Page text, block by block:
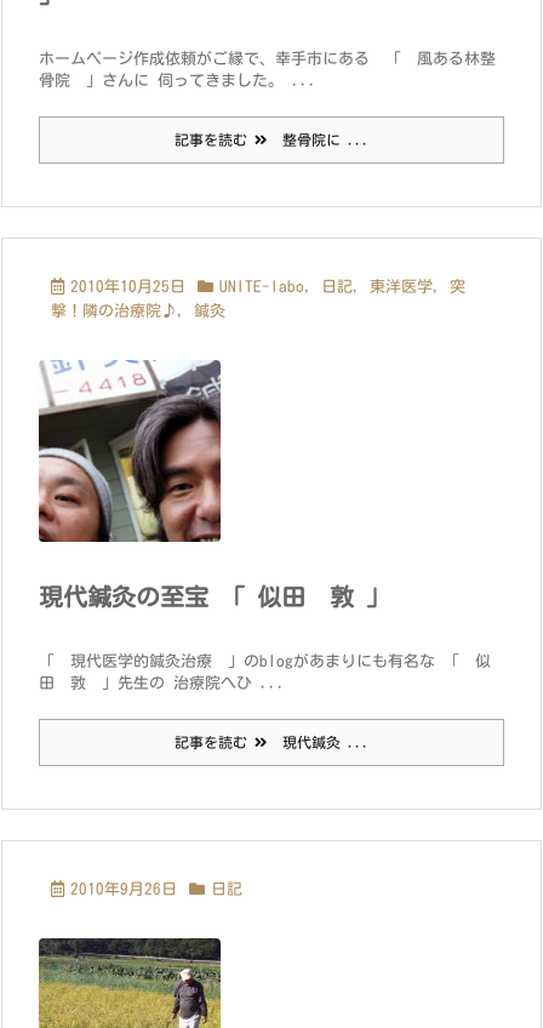
ホームページ作成依頼がご縁で、幸手市にある 「 風ある林整
骨院 」さんに 伺ってきました。 ...
記事を読む 整骨院に ...
2010年10月25日 UNITE-labo, 日記, 東洋医学, 突
撃！隣の治療院♪, 鍼灸
現代鍼灸の至宝 「 似田 敦 」
「 現代医学的鍼灸治療 」のblogがあまりにも有名な 「 似
田 敦 」先生の 治療院へひ ...
記事を読む 現代鍼灸 ...
2010年9月26日 日記